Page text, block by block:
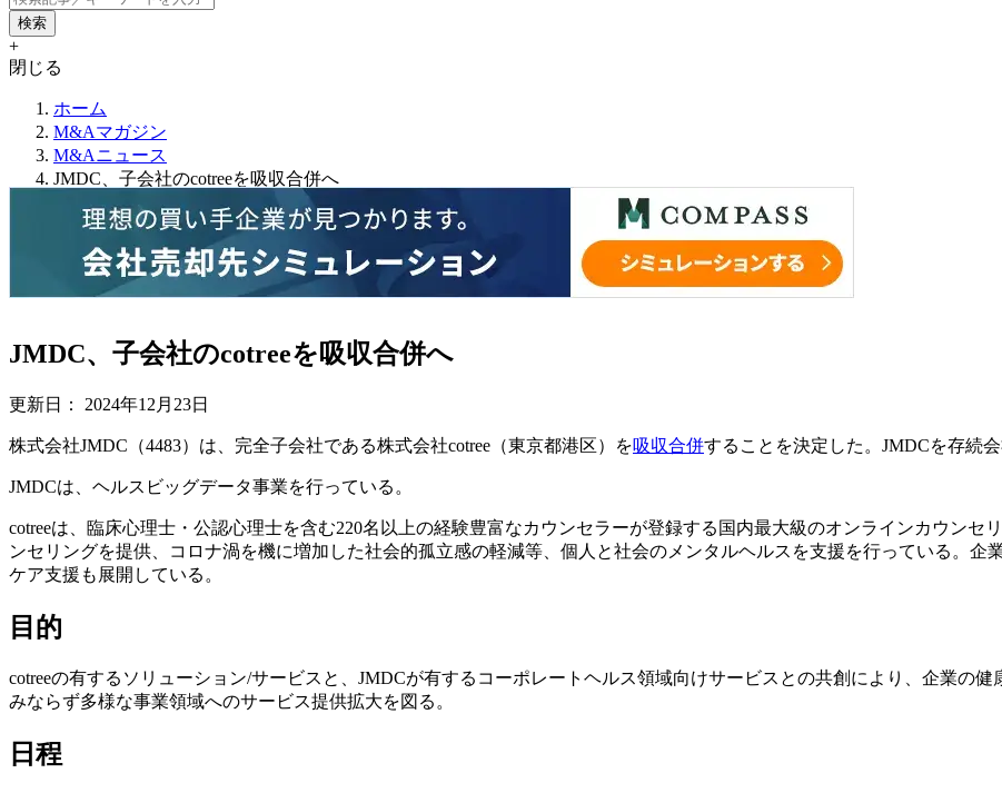
+
閉じる
ホーム
M&Aマガジン
M&Aニュース
JMDC、子会社のcotreeを吸収合併へ
JMDC、子会社のcotreeを吸収合併へ
更新日： 2024年12月23日
株式会社JMDC（4483）は、完全子会社である株式会社cotree（東京都港区）を吸収合併することを決定した。JMDCを存続
JMDCは、ヘルスビッグデータ事業を行っている。
cotreeは、臨床心理士・公認心理士を含む220名以上の経験豊富なカウンセラーが登録する国内最大級のオンラインカウンセ
ンセリングを提供、コロナ渦を機に増加した社会的孤立感の軽減等、個人と社会のメンタルヘルスを支援を行っている。
ケア支援も展開している。
目的
cotreeの有するソリューション/サービスと、JMDCが有するコーポレートヘルス領域向けサービスとの共創により、企業の
みならず多様な事業領域へのサービス提供拡大を図る。
日程